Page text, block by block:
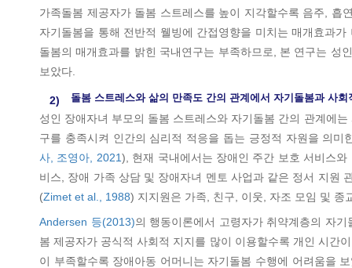
가족돌봄 제공자가 돌봄 스트레스를 높이 지각할수록 음주, 흡
자기돌봄을 통해 전반적 웰빙에 간접영향을 미치는 매개효과가
돌봄의 매개효과를 밝힌 국내연구는 부족하므로, 본 연구는 성
보았다.
2) 돌봄 스트레스와 삶의 만족도 간의 관계에서 자기돌봄과 사
성인 장애자녀 부모의 돌봄 스트레스와 자기돌봄 간의 관계에
구를 충족시켜 인간의 심리적 적응을 돕는 긍정적 자원을 의미
사, 조영아, 2021), 현재 국내에서는 장애인 주간 보호 서비스
비스, 장애 가족 상담 및 장애자녀 멘토 사업과 같은 정서 지원
(Zimet et al., 1988) 지지원은 가족, 친구, 이웃, 자조 모임 및 종
Andersen 등(2013)의 행동이론에서 고령자가 취약계층의 자
봄 제공자가 공식적 사회적 지지를 많이 이용할수록 개인 시간
이 부족할수록 장애아동 어머니는 자기돌봄 수행에 어려움을